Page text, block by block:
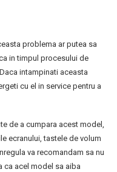
problema ar putea sa
in timpul procesului de
intampinati aceasta
cu el in service pentru a
de a cumpara acest model,
ecranului, tastele de volum
va recomandam sa nu
ca acel model sa aiba